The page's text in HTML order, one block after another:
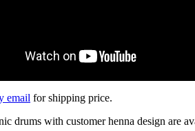
email for shipping price.
drums with customer henna design are